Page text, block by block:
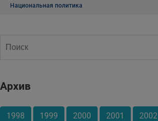
Национальная политика
Архив
1998 1999 2000 2001 2002